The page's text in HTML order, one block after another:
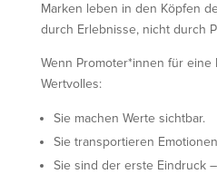
Marken leben in den Köpfen
durch Erlebnisse, nicht durch
Wenn Promoter*innen für
Wertvolles:
Sie machen Werte sichtbar.
Sie transportieren
Sie sind der erste Eindruck